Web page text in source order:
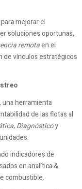
mejorar el
soluciones oportunas,
remotaen el
de vínculos estratégicos
, una herramienta
de las flotas al
, Diagnósticoy
indicadores de
en analítica &
combustible.